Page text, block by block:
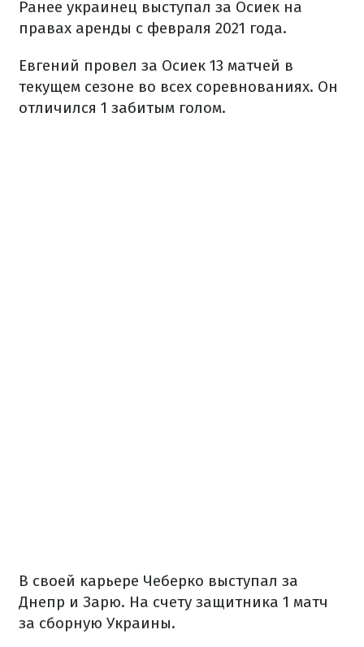
Ранее украинец выступал за Осиек на
правах аренды с февраля 2021 года.
Евгений провел за Осиек 13 матчей в
текущем сезоне во всех соревнованиях. Он
отличился 1 забитым голом.
В своей карьере Чеберко выступал за
Днепр и Зарю. На счету защитника 1 матч
за сборную Украины.